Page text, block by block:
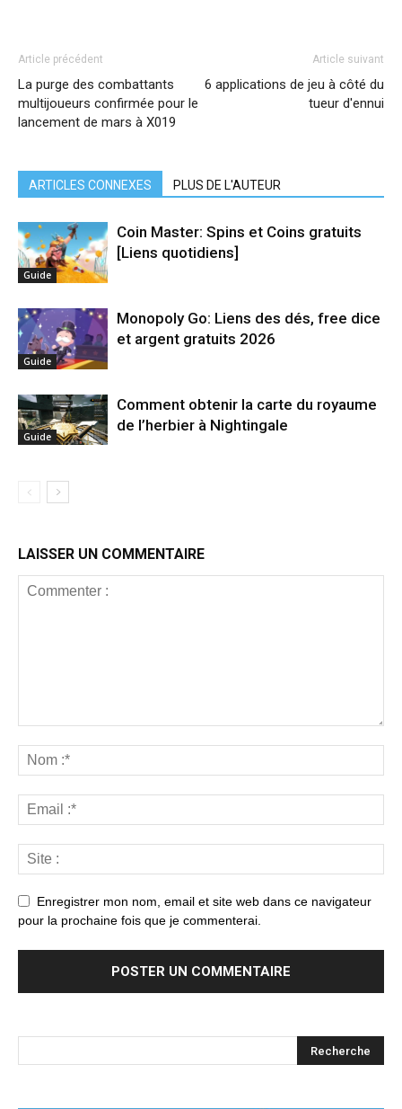
Article précédent
La purge des combattants
multijoueurs confirmée pour le
lancement de mars à X019
Article suivant
6 applications de jeu à côté du
tueur d'ennui
ARTICLES CONNEXES PLUS DE L'AUTEUR
Guide
Coin Master: Spins et Coins gratuits
[Liens quotidiens]
Guide
Monopoly Go: Liens des dés, free dice
et argent gratuits 2026
Guide
Comment obtenir la carte du royaume
de l’herbier à Nightingale
LAISSER UN COMMENTAIRE
Enregistrer mon nom, email et site web dans ce navigateur
pour la prochaine fois que je commenterai.